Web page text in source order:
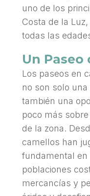
uno de los
Costa de la
todas las
Un Paseo
Los paseos en
no son solo una
también una
poco más
de la zona.
camellos han
fundamental en
poblaciones
mercancías y